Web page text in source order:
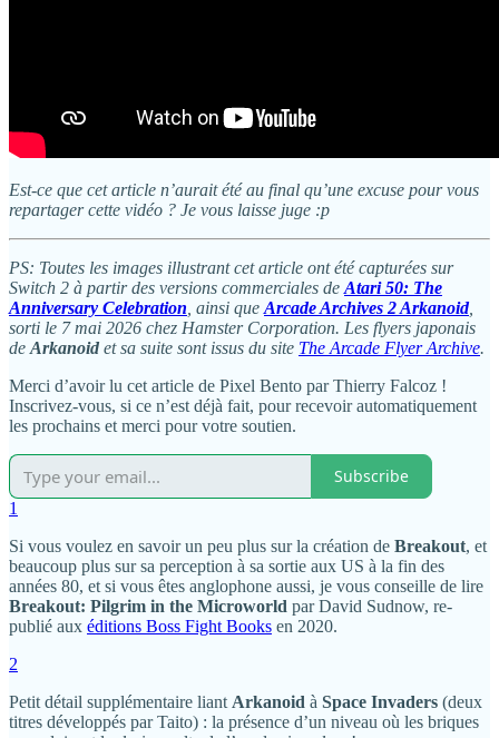
Est-ce que cet article n’aurait été au final qu’une excuse pour vous
repartager cette vidéo ? Je vous laisse juge :p
PS: Toutes les images illustrant cet article ont été capturées sur
Switch 2 à partir des versions commerciales de Atari 50: The
Anniversary Celebration , ainsi que Arcade Archives 2 Arkanoid,
sorti le 7 mai 2026 chez Hamster Corporation. Les flyers japonais
de Arkanoid et sa suite sont issus du site The Arcade Flyer Archive.
Merci d’avoir lu cet article de Pixel Bento par Thierry Falcoz !
Inscrivez-vous, si ce n’est déjà fait, pour recevoir automatiquement
les prochains et merci pour votre soutien.
Subscribe
1
Si vous voulez en savoir un peu plus sur la création de Breakout, et
beaucoup plus sur sa perception à sa sortie aux US à la fin des
années 80, et si vous êtes anglophone aussi, je vous conseille de lire
Breakout: Pilgrim in the Microworld par David Sudnow, re-
publié aux éditions Boss Fight Books en 2020.
2
Petit détail supplémentaire liant Arkanoid à Space Invaders (deux
titres développés par Taito) : la présence d’un niveau où les briques